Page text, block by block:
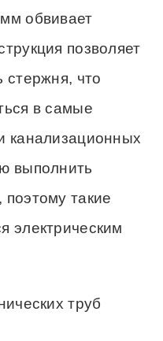
обвивает
позволяет
стержня, что
в самые
канализационных
выполнить
такие
электрическим
труб